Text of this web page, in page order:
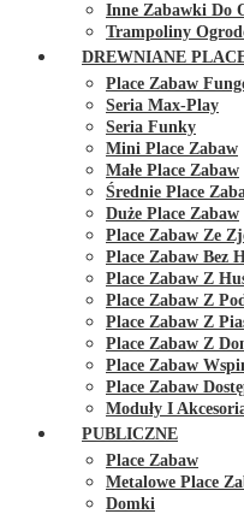
Inne Zabawki Do
Trampoliny
DREWNIANE
Place Zabaw
Seria Max-Play
Seria Funky
Mini Place Zabaw
Małe Place Zabaw
Średnie Place
Duże Place Zabaw
Place Zabaw Ze
Place Zabaw Bez
Place Zabaw Z
Place Zabaw Z
Place Zabaw Z
Place Zabaw Z
Place Zabaw
Place Zabaw
Moduły I
PUBLICZNE
Place Zabaw
Metalowe Place
Domki